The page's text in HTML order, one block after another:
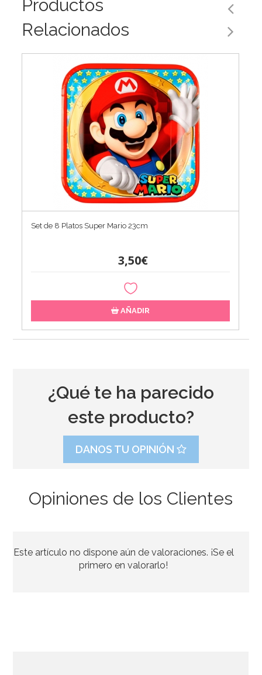
Productos
Relacionados
Set de 8 Platos Super Mario 23cm
3,50€
AÑADIR
1,99€
¿Qué te ha parecido
este producto?
DANOS TU OPINIÓN
Opiniones de los Clientes
Este artículo no dispone aún de valoraciones. ¡Se el
primero en valorarlo!